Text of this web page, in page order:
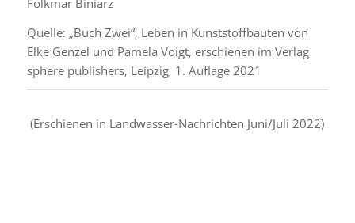
Quelle: „Buch Zwei“, Leben in Kunststoffbauten von
Elke Genzel und Pamela Voigt, erschienen im Verlag
sphere publishers, Leipzig, 1. Auflage 2021
(Erschienen in Landwasser-Nachrichten Juni/Juli 2022)